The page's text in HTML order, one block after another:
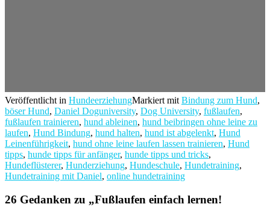
Veröffentlicht in HundeerziehungMarkiert mit Bindung zum Hund,
böser Hund, Daniel Doguniversity, Dog University, fußlaufen,
fußlaufen trainieren, hund ableinen, hund beibringen ohne leine zu
laufen, Hund Bindung, hund halten, hund ist abgelenkt, Hund
Leinenführigkeit, hund ohne leine laufen lassen trainieren, Hund
tipps, hunde tipps für anfänger, hunde tipps und tricks,
Hundeflüsterer, Hunderziehung, Hundeschule, Hundetraining,
Hundetraining mit Daniel, online hundetraining
26 Gedanken zu „Fußlaufen einfach lernen!